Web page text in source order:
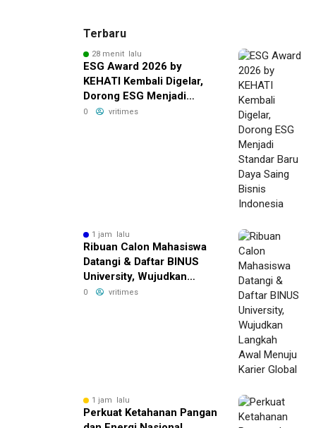
Terbaru
28 menit lalu
ESG Award 2026 by
KEHATI Kembali Digelar,
Dorong ESG Menjadi
Standar Baru Daya Saing
0 vritimes
1 jam lalu
Ribuan Calon Mahasiswa
Datangi & Daftar BINUS
University, Wujudkan
Langkah Awal Menuju
0 vritimes
1 jam lalu
Perkuat Ketahanan Pangan